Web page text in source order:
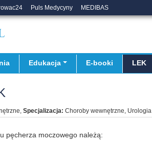
Puls Medycyny MEDIBAS
Edukacja E-booki LEK
, Specjalizacja: Choroby wewnętrzne, Urologia
pęcherza moczowego należą: